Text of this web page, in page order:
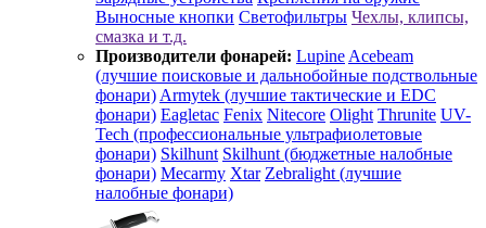
Выносные кнопки Светофильтры Чехлы, клипсы,
смазка и т.д.
Производители фонарей: Lupine Acebeam
(лучшие поисковые и дальнобойные подствольные
фонари) Armytek (лучшие тактические и EDC
фонари) Eagletac Fenix Nitecore Olight Thrunite UV-
Tech (профессиональные ультрафиолетовые
фонари) Skilhunt Skilhunt (бюджетные налобные
фонари) Mecarmy Xtar Zebralight (лучшие
налобные фонари)